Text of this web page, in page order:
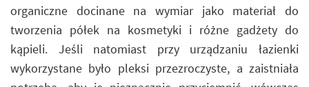
organiczne docinane na wymiar jako materiał do
tworzenia półek na kosmetyki i różne gadżety do
kąpieli. Jeśli natomiast przy urządzaniu łazienki
wykorzystane było pleksi przezroczyste, a zaistniała